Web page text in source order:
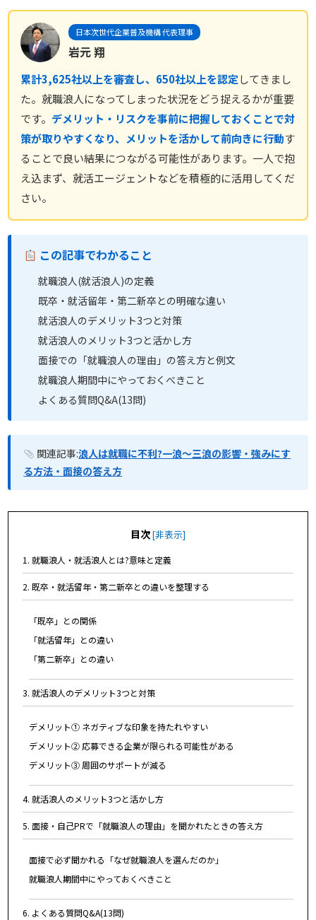
日本次世代企業普及機構 代表理事
岩元 翔
累計3,625社以上を審査し、650社以上を認定してきまし
た。就職浪人になってしまった状況をどう捉えるかが重要
です。 デメリット・リスクを事前に把握しておくことで対
策が取りやすくなり、メリットを活かして前向きに行動す
ることで良い結果につながる可能性があります。一人で抱
え込まず、就活エージェントなどを積極的に活用してくだ
さい。
この記事でわかること
就職浪人(就活浪人)の定義
既卒・就活留年・第二新卒との明確な違い
就活浪人のデメリット3つと対策
就活浪人のメリット3つと活かし方
面接での「就職浪人の理由」の答え方と例文
就職浪人期間中にやっておくべきこと
よくある質問Q&A(13問)
関連記事:浪人は就職に不利?一浪〜三浪の影響・強みにす
る方法・面接の答え方
目次[非表示]
1. 就職浪人・就活浪人とは?意味と定義
2. 既卒・就活留年・第二新卒との違いを整理する
「既卒」との関係
「就活留年」との違い
「第二新卒」との違い
3. 就活浪人のデメリット3つと対策
デメリット① ネガティブな印象を持たれやすい
デメリット② 応募できる企業が限られる可能性がある
デメリット③ 周囲のサポートが減る
4. 就活浪人のメリット3つと活かし方
5. 面接・自己PRで「就職浪人の理由」を聞かれたときの答え方
面接で必ず聞かれる「なぜ就職浪人を選んだのか」
就職浪人期間中にやっておくべきこと
6. よくある質問Q&A(13問)